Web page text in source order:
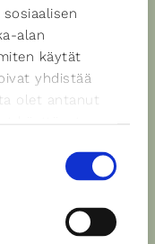
alan
käytät
yhdistää
olet antanut